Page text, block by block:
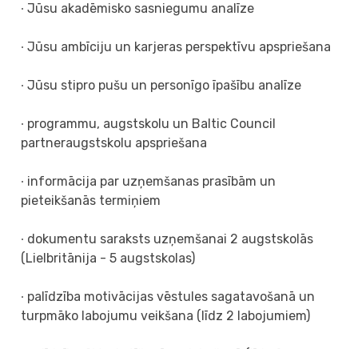
∙ Jūsu akadēmisko sasniegumu analīze
∙ Jūsu ambīciju un karjeras perspektīvu apspriešana
∙ Jūsu stipro pušu un personīgo īpašību analīze
∙ programmu, augstskolu un Baltic Council
partneraugstskolu apspriešana
∙ informācija par uzņemšanas prasībām un
pieteikšanās termiņiem
∙ dokumentu saraksts uzņemšanai 2 augstskolās
(Lielbritānija - 5 augstskolas)
∙ palīdzība motivācijas vēstules sagatavošanā un
turpmāko labojumu veikšana (līdz 2 labojumiem)